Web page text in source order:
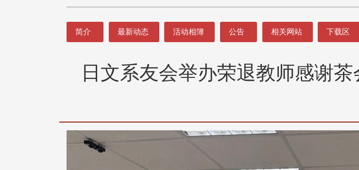
简介 最新动态 活动相簿 公告 相关网站 下载区
日文系友会举办荣退教师感谢